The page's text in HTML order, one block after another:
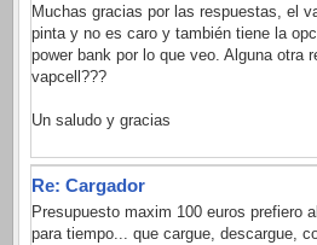
Muchas gracias por las respuestas, el
pinta y no es caro y también tiene la
power bank por lo que veo. Alguna otra
vapcell???
Un saludo y gracias
Re: Cargador
Presupuesto maxim 100 euros prefiero
para tiempo... que cargue, descargue,